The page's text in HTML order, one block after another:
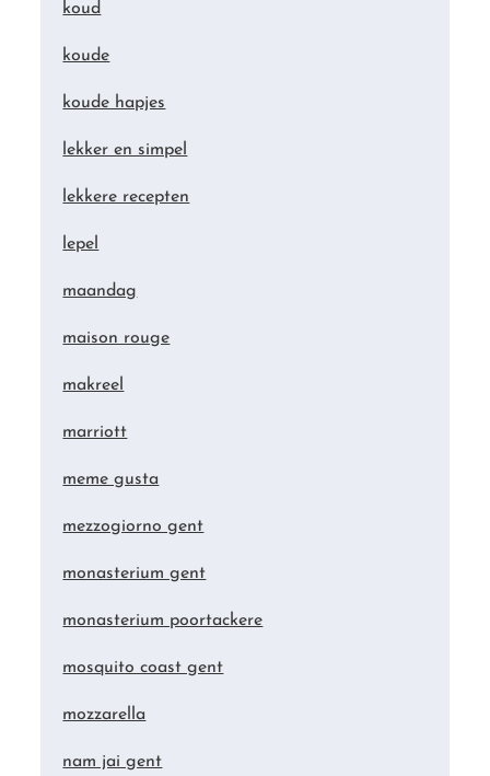
koud
koude
koude hapjes
lekker en simpel
lekkere recepten
lepel
maandag
maison rouge
makreel
marriott
meme gusta
mezzogiorno gent
monasterium gent
monasterium poortackere
mosquito coast gent
mozzarella
nam jai gent